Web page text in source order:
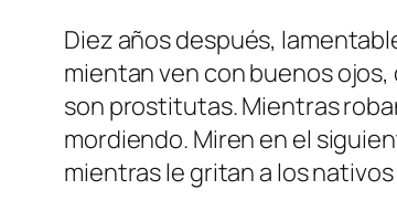
Diez años después,
mientan ven con buenos ojos,
son prostitutas. Mientras
mordiendo. Miren en el
mientras le gritan a los